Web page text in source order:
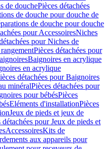
de douchePièces détachées
de douche pour douche de
de douche pour douche
pour AccessoiresNiches
pour Niches de
Pièces détachées pour
Baignoires en acrylique
en acrylique
détachées pour Baignoires
minéralPièces détachées pour
pour bébésPièces
Eléments d'installationPièces
Jeux de pieds et jeux de
détachées pour Jeux de pieds et
AccessoiresKits de
aux appareils pour